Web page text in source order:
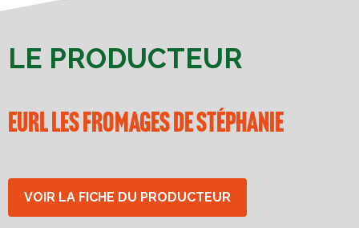
LE PRODUCTEUR
EURL les Fromages de Stéphanie
VOIR LA FICHE DU PRODUCTEUR